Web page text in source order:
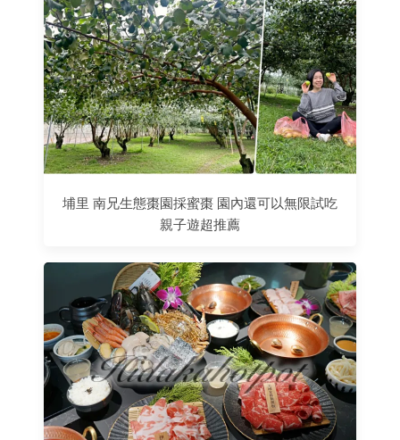
埔里 南兄生態棗園採蜜棗 園內還可以無限試吃
親子遊超推薦